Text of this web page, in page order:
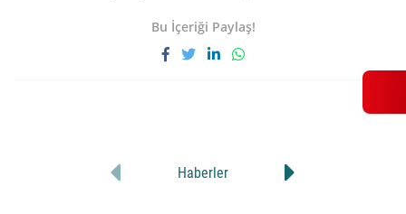
Bu İçeriği Paylaş!
Haberler